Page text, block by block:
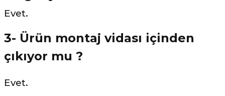
Evet.
3- Ürün montaj vidası içinden
çıkıyor mu ?
Evet.